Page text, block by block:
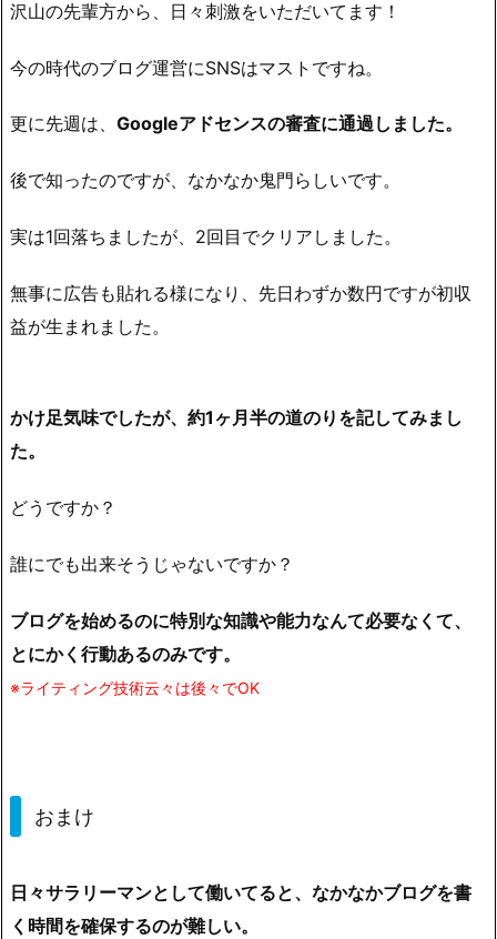
沢山の先輩方から、日々刺激をいただいてます！
今の時代のブログ運営にSNSはマストですね。
更に先週は、 Googleアドセンスの審査に通過しました。
後で知ったのですが、なかなか鬼門らしいです。
実は1回落ちましたが、2回目でクリアしました。
無事に広告も貼れる様になり、先日わずか数円ですが初収
益が生まれました。
かけ足気味でしたが、約1ヶ月半の道のりを記してみまし
た。
どうですか？
誰にでも出来そうじゃないですか？
ブログを始めるのに特別な知識や能力なんて必要なくて、
とにかく行動あるのみです。
※ライティング技術云々は後々でOK
おまけ
日々サラリーマンとして働いてると、なかなかブログを書
く時間を確保するのが難しい。